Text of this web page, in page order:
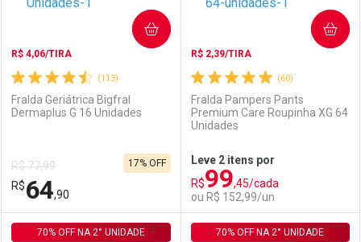
Comprar sem Desconto
Por R$ 79,99/cada
Comprar sem Desconto
Por R$ 79,99/cada
Comprar sem Desconto
Por R$ 55,89/cada
Comprar sem Desconto
Por R$ 55,89/cada
(113)
R$ 4,06/TIRA
Fralda Geriátrica Bigfral
Dermaplus G 16 Unidades
R$ 77,99
R$64,90
17% OFF
COMPRAR
FECHAR
FECHAR
(60)
R$ 2,39/TIRA
Fralda Pampers Pants
Premium Care Roupinha XG 64
Unidades
Leve 2 itens por
R$99,45/cada
ou R$ 152,99/un
COMPRAR
70% OFF NA 2° UNIDADE 70% OFF NA 2° UNIDADE